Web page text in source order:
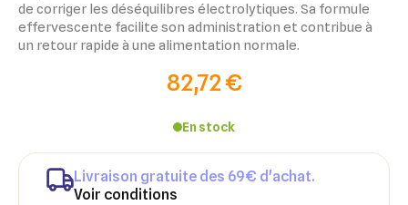
de corriger les déséquilibres électrolytiques. Sa formule
effervescente facilite son administration et contribue à
un retour rapide à une alimentation normale.
82,72 €
En stock
Livraison gratuite des 69€ d'achat.
Voir conditions
Créer une liste d'envies
Connexion